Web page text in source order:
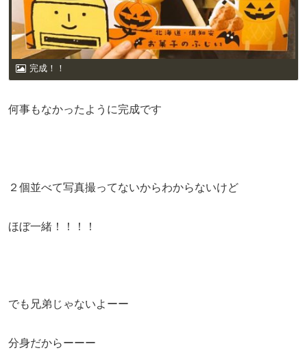
完成！！
何事もなかったように完成です
２個並べて写真撮ってないからわからないけど
ほぼ一緒！！！！
でも兄弟じゃないよーー
分身だからーーー